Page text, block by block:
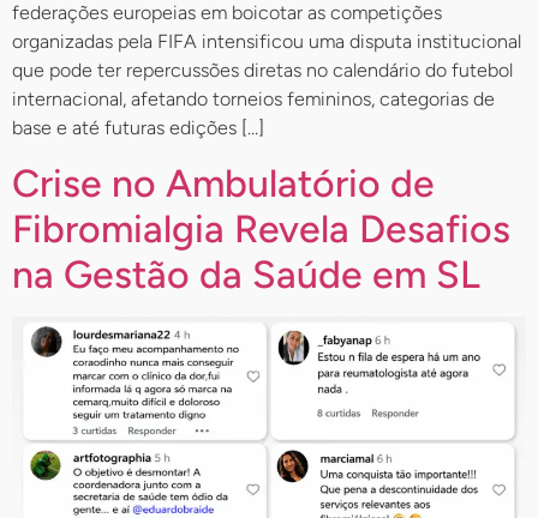
federações europeias em boicotar as competições
organizadas pela FIFA intensificou uma disputa institucional
que pode ter repercussões diretas no calendário do futebol
internacional, afetando torneios femininos, categorias de
base e até futuras edições […]
Crise no Ambulatório de
Fibromialgia Revela Desafios
na Gestão da Saúde em SL